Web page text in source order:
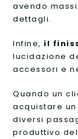
avendo
dettagli.
Infine, il
lucidazione
accessori e
Quando un
acquistare
diversi
produttivo